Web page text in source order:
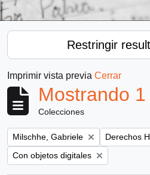
Restringir
Imprimir vista previa Cerrar
Mostrando
Colecciones
Remove filter:
Milschhe, Gabriele Remove
Derechos
Remove filter:
Con objetos digitales